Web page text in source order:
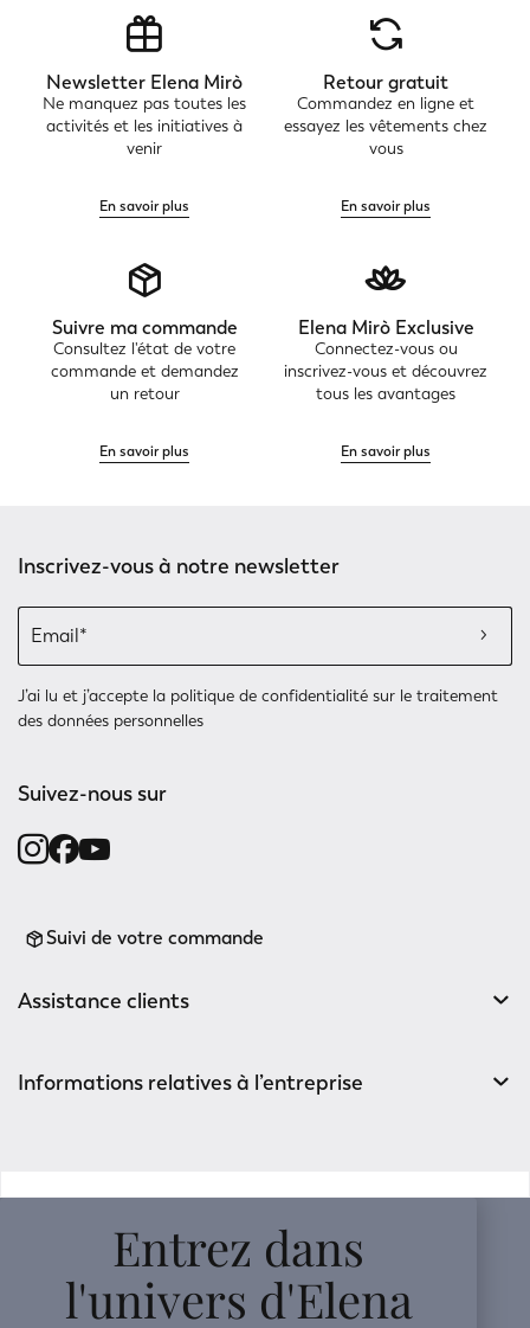
Newsletter Elena Mirò
Ne manquez pas toutes les
activités et les initiatives à
venir
En savoir plus
Retour gratuit
Commandez en ligne et
essayez les vêtements chez
vous
En savoir plus
Suivre ma commande
Consultez l'état de votre
commande et demandez
un retour
En savoir plus
Elena Mirò Exclusive
Connectez-vous ou
inscrivez-vous et découvrez
tous les avantages
En savoir plus
Inscrivez-vous à notre newsletter
J’ai lu et j’accepte la politique de confidentialité sur le traitement
des données personnelles
Suivez-nous sur
Suivi de votre commande
Assistance clients
Informations relatives à l’entreprise
Entrez dans
l'univers d'Elena